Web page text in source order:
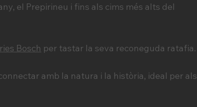
el Prepirineu i fins als cims més alts del
Bosch per tastar la seva reconeguda ratafia.
amb la natura i la història, ideal per als